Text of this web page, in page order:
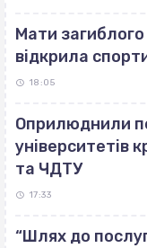
Мати загиблого
відкрила
18:05
Оприлюднили
університетів
та ЧДТУ
17:33
“Шлях до